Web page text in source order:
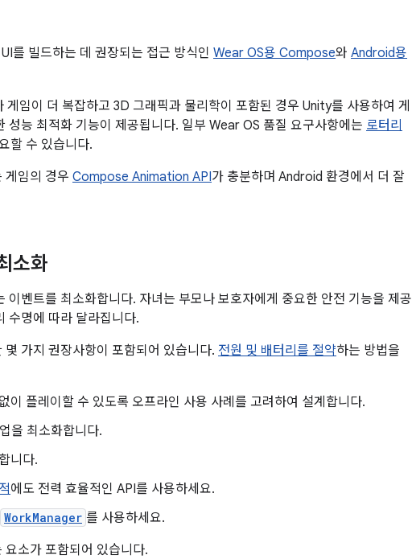
를 빌드하는 데 권장되는 접근 방식인 Wear OS용 Compose와 Android용
임이 더 복잡하고 3D 그래픽과 물리학이 포함된 경우 Unity를 사용하여 게
성능 최적화 기능이 제공됩니다. 일부 Wear OS 품질 요구사항에는 로터리
할 수 있습니다.
게임의 경우 Compose Animation API가 충분하며 Android 환경에서 더 잘
소화
이벤트를 최소화합니다. 자녀는 부모나 보호자에게 중요한 안전 기능을 제공
수명에 따라 달라집니다.
가지 권장사항이 포함되어 있습니다. 전원 및 배터리를 절약하는 방법을
이 플레이할 수 있도록 오프라인 사용 사례를 고려하여 설계합니다.
을 최소화합니다.
니다.
에도 전력 효율적인 API를 사용하세요.
WorkManager 를 사용하세요.
소가 포함되어 있습니다.